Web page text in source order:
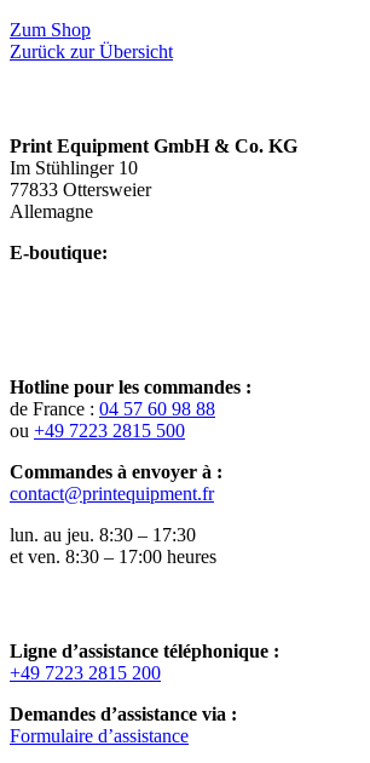
Zum Shop
Zurück zur Übersicht
Print Equipment GmbH & Co. KG
Im Stühlinger 10
77833 Ottersweier
Allemagne
E-boutique:
Hotline pour les commandes :
de France : 04 57 60 98 88
ou +49 7223 2815 500
Commandes à envoyer à :
contact@printequipment.fr
lun. au jeu. 8:30 – 17:30
et ven. 8:30 – 17:00 heures
Ligne d’assistance téléphonique :
+49 7223 2815 200
Demandes d’assistance via :
Formulaire d’assistance